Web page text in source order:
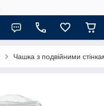
Чашка з подвійними